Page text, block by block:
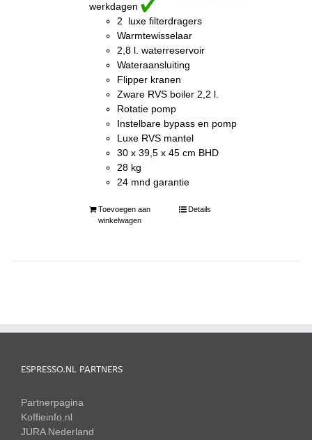
werkdagen
2 luxe filterdragers
Warmtewisselaar
2,8 l. waterreservoir
Wateraansluiting
Flipper kranen
Zware RVS boiler 2,2 l.
Rotatie pomp
Instelbare bypass en pomp
Luxe RVS mantel
30 x 39,5 x 45 cm BHD
28 kg
24 mnd garantie
Toevoegen aan
winkelwagen
Details
ESPRESSO.NL PARTNERS
Partnerpagina
Koffieinfo.nl
JURA Nederland